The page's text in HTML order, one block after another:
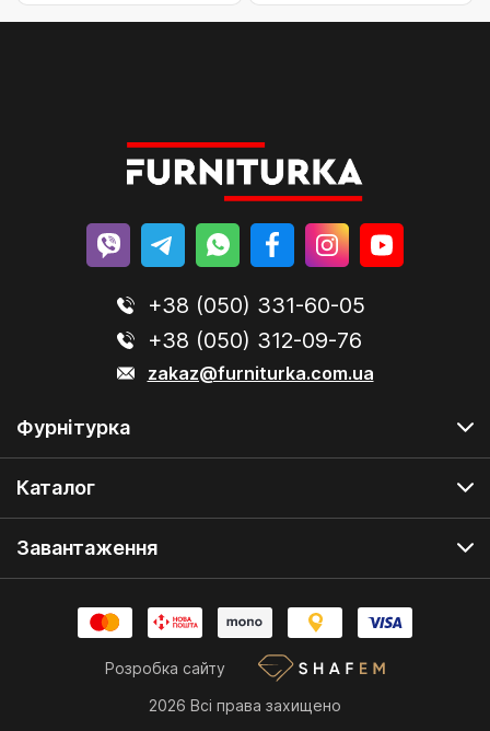
+38 (050) 331-60-05
+38 (050) 312-09-76
zakaz@furniturka.com.ua
Фурнітурка
Каталог
Завантаження
2026 Всі права захищено
Розробка сайту